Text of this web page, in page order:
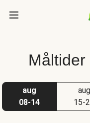
aug
08-14
aug
15-